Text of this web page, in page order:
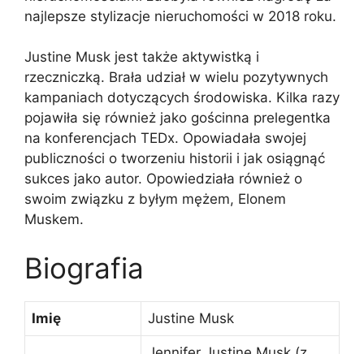
najlepsze stylizacje nieruchomości w 2018 roku.
Justine Musk jest także aktywistką i
rzeczniczką. Brała udział w wielu pozytywnych
kampaniach dotyczących środowiska. Kilka razy
pojawiła się również jako gościnna prelegentka
na konferencjach TEDx. Opowiadała swojej
publiczności o tworzeniu historii i jak osiągnąć
sukces jako autor. Opowiedziała również o
swoim związku z byłym mężem, Elonem
Muskem.
Biografia
Imię Justine Musk